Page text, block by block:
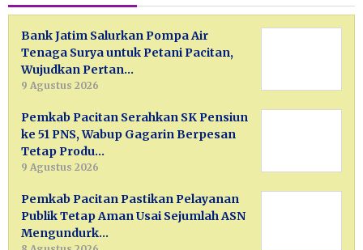
Bank Jatim Salurkan Pompa Air
Tenaga Surya untuk Petani Pacitan,
Wujudkan Pertan…
9 Agustus 2026
Pemkab Pacitan Serahkan SK Pensiun
ke 51 PNS, Wabup Gagarin Berpesan
Tetap Produ…
9 Agustus 2026
Pemkab Pacitan Pastikan Pelayanan
Publik Tetap Aman Usai Sejumlah ASN
Mengundurk…